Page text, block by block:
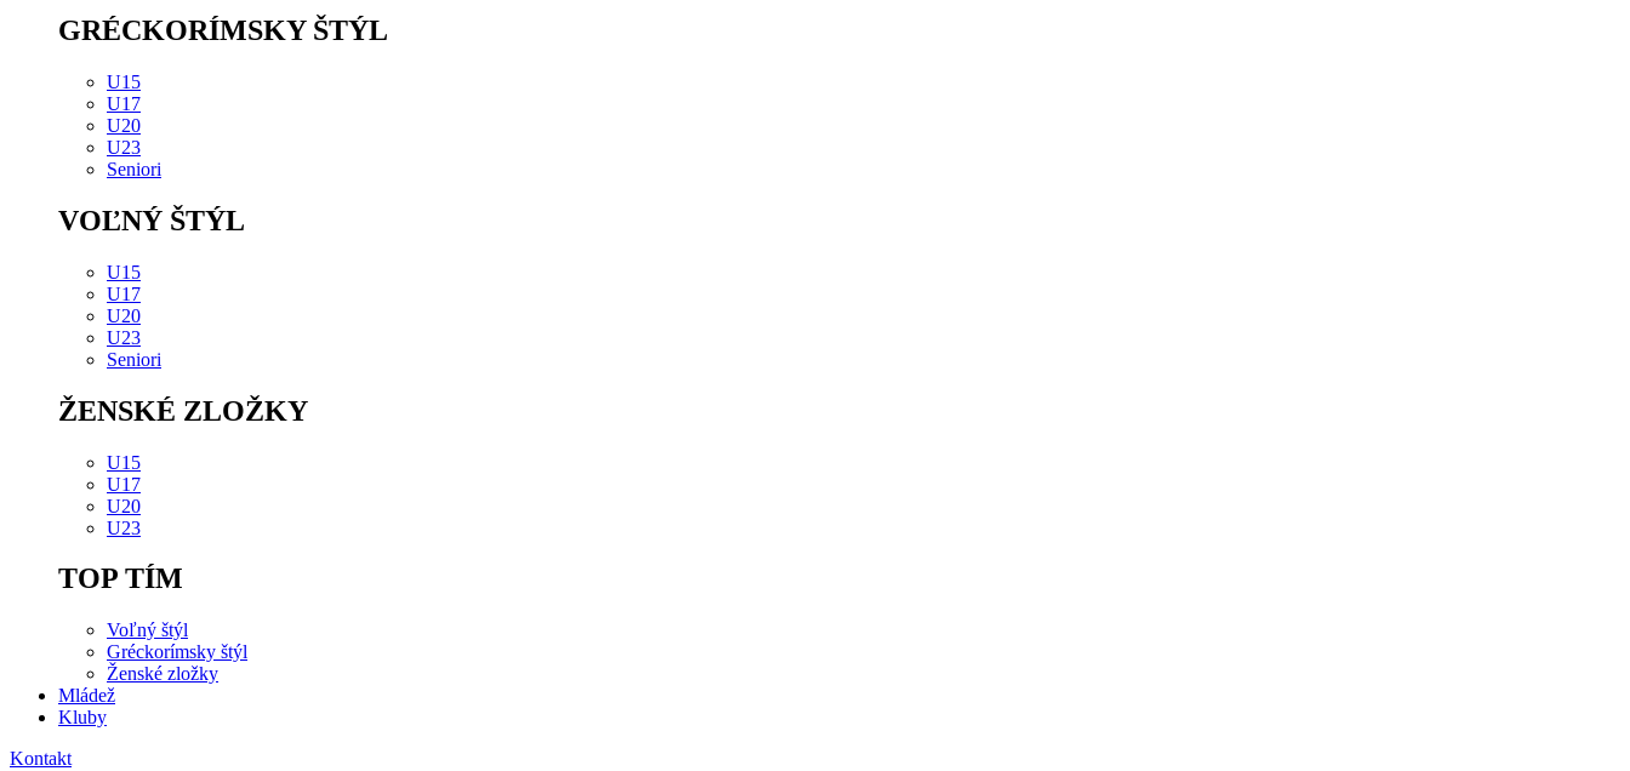
GRÉCKORÍMSKY ŠTÝL
U15
U17
U20
U23
Seniori
VOĽNÝ ŠTÝL
U15
U17
U20
U23
Seniori
ŽENSKÉ ZLOŽKY
U15
U17
U20
U23
TOP TÍM
Voľný štýl
Gréckorímsky štýl
Ženské zložky
Mládež
Kluby
Kontakt